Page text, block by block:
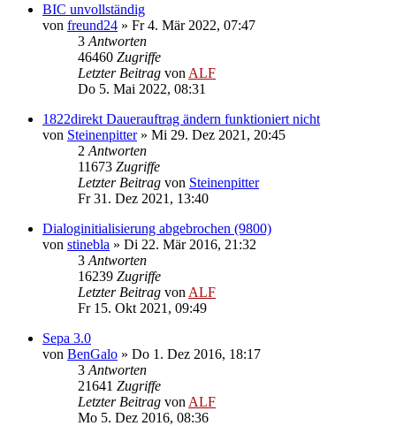
BIC unvollständig
von freund24 » Fr 4. Mär 2022, 07:47
3 Antworten
46460 Zugriffe
Letzter Beitrag von ALF
Do 5. Mai 2022, 08:31
1822direkt Dauerauftrag ändern funktioniert nicht
von Steinenpitter» Mi 29. Dez 2021, 20:45
2 Antworten
11673 Zugriffe
Letzter Beitrag von Steinenpitter
Fr 31. Dez 2021, 13:40
Dialoginitialisierung abgebrochen (9800)
von stinebla » Di 22. Mär 2016, 21:32
3 Antworten
16239 Zugriffe
Letzter Beitrag von ALF
Fr 15. Okt 2021, 09:49
Sepa 3.0
von BenGalo » Do 1. Dez 2016, 18:17
3 Antworten
21641 Zugriffe
Letzter Beitrag von ALF
Mo 5. Dez 2016, 08:36